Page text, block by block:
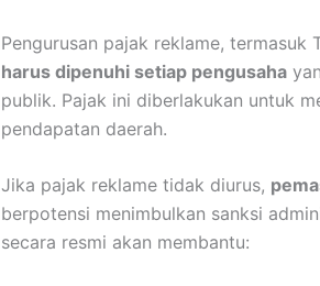
Pengurusan pajak reklame, termasuk
harus dipenuhi setiap pengusaha
publik. Pajak ini diberlakukan untuk
pendapatan daerah.
Jika pajak reklame tidak diurus,
berpotensi menimbulkan sanksi
secara resmi akan membantu: